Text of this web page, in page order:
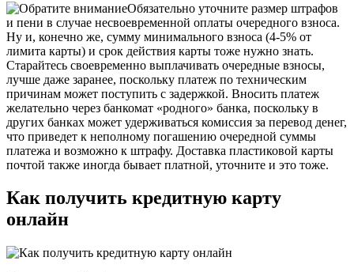
Обязательно уточните размер штрафов
и пени в случае несвоевременной оплаты очередного взноса.
Ну и, конечно же, сумму минимального взноса (4-5% от
лимита карты) и срок действия карты тоже нужно знать.
Старайтесь своевременно выплачивать очередные взносы,
лучше даже заранее, поскольку платеж по техническим
причинам может поступить с задержкой. Вносить платеж
желательно через банкомат «родного» банка, поскольку в
других банках может удерживаться комиссия за перевод денег,
что приведет к неполному погашению очередной суммы
платежа и возможно к штрафу. Доставка пластиковой карты
почтой также иногда бывает платной, уточните и это тоже.
Как получить кредитную карту
онлайн